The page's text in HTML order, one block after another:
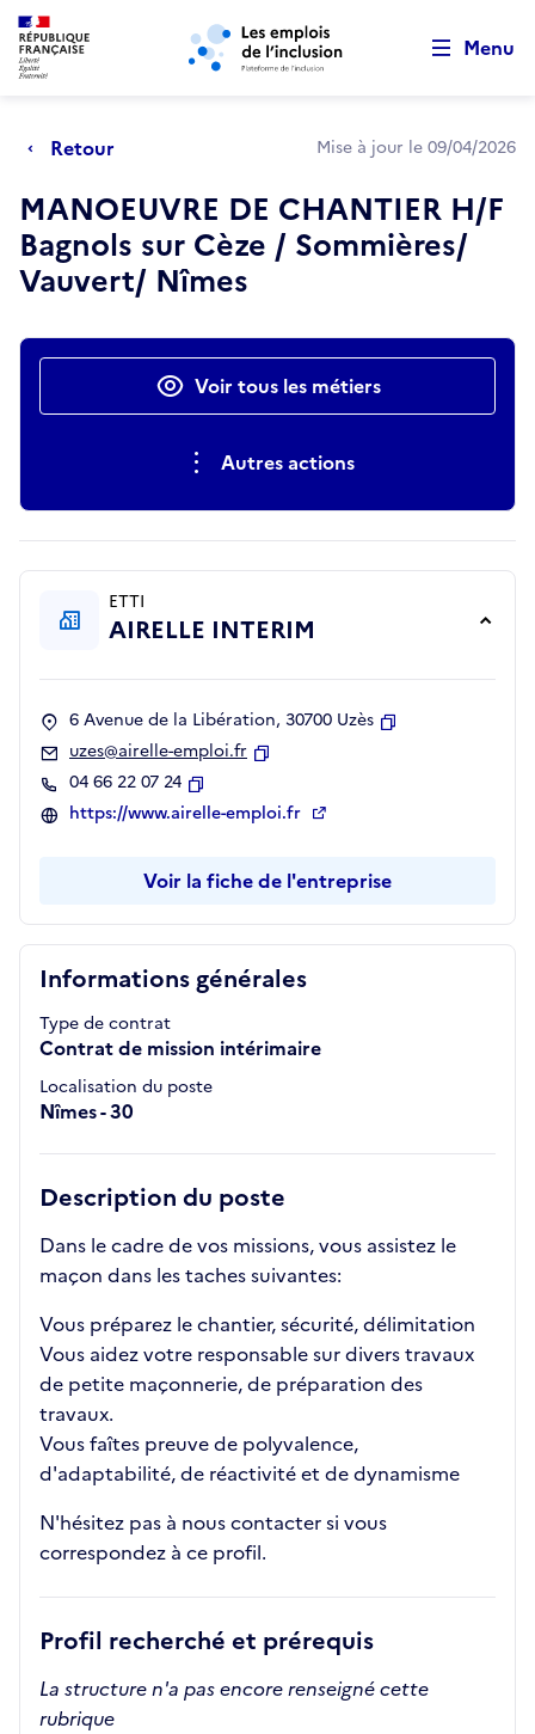
Aller au menu principal Aller au contenu principal
Menu
Retour Mise à jour le 09/04/2026
MANOEUVRE DE CHANTIER H/F
Bagnols sur Cèze / Sommières/
Vauvert/ Nîmes
Actions rapidesVoir tous les métiers
Autres actions
Informations générales
Type de contrat
Contrat de mission intérimaire
Localisation du poste
Nîmes - 30
Description du poste
Dans le cadre de vos missions, vous assistez le
maçon dans les taches suivantes:
Vous préparez le chantier, sécurité, délimitation
Vous aidez votre responsable sur divers travaux
de petite maçonnerie, de préparation des
travaux.
Vous faîtes preuve de polyvalence,
d'adaptabilité, de réactivité et de dynamisme
N'hésitez pas à nous contacter si vous
correspondez à ce profil.
Profil recherché et prérequis
La structure n'a pas encore renseigné cette
rubrique
ETTI
AIRELLE INTERIM
6 Avenue de la Libération, 30700 Uzès
uzes@airelle-emploi.fr
04 66 22 07 24
Copier
https://www.airelle-emploi.fr
Voir la fiche de l'entreprise
Retour au début de la page
Panneau de gestion des cookies